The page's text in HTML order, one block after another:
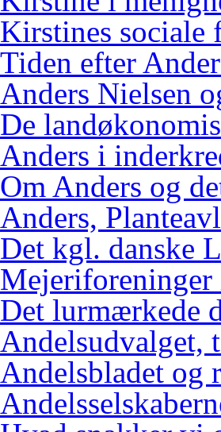
Kirstines sociale
Tiden efter
Anders Nielsen
De
Anders i
Om Anders og
Anders,
Det kgl. danske
Mejeriforeninger
Det lurmærkede
Andelsudvalget,
Andelsbladet og